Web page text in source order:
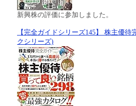
新興株の評価に参加しました。
【完全ガイドシリーズ145】 株主優待
クシリーズ)